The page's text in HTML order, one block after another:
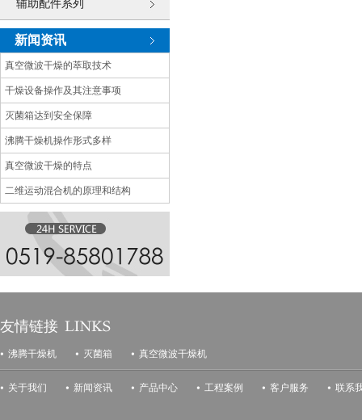
辅助配件系列
新闻资讯
真空微波干燥的萃取技术
干燥设备操作及其注意事项
灭菌箱达到安全保障
沸腾干燥机操作形式多样
真空微波干燥的特点
二维运动混合机的原理和结构
友情链接
沸腾干燥机 灭菌箱 真空微波干燥机
关于我们 新闻资讯 产品中心 工程案例 客户服务 联系